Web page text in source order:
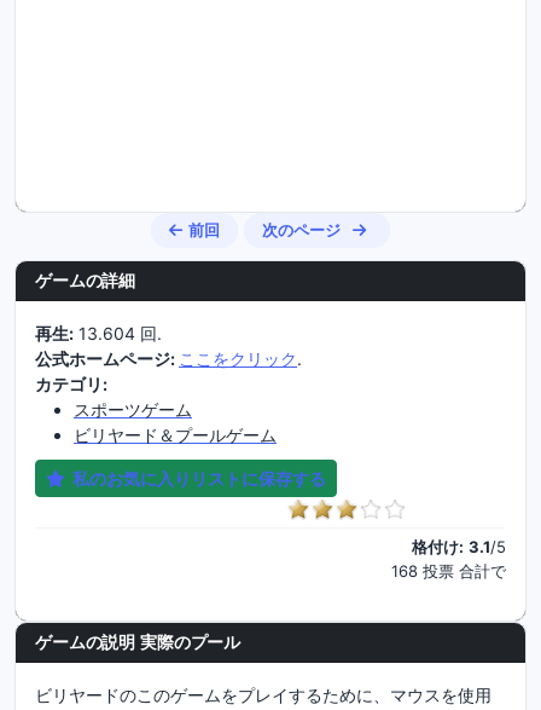
前回 次のページ
ゲームの詳細
再生: 13.604 回.
公式ホームページ: ここをクリック.
カテゴリ:
スポーツゲーム
ビリヤード＆プールゲーム
私のお気に入りリストに保存する
格付け: 3.1/5
168 投票 合計で
ゲームの説明 実際のプール
ビリヤードのこのゲームをプレイするために、マウスを使用